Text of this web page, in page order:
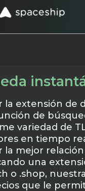
la extensión de
de
variedad de
en tiempo
la mejor
una
o .shop,
que le